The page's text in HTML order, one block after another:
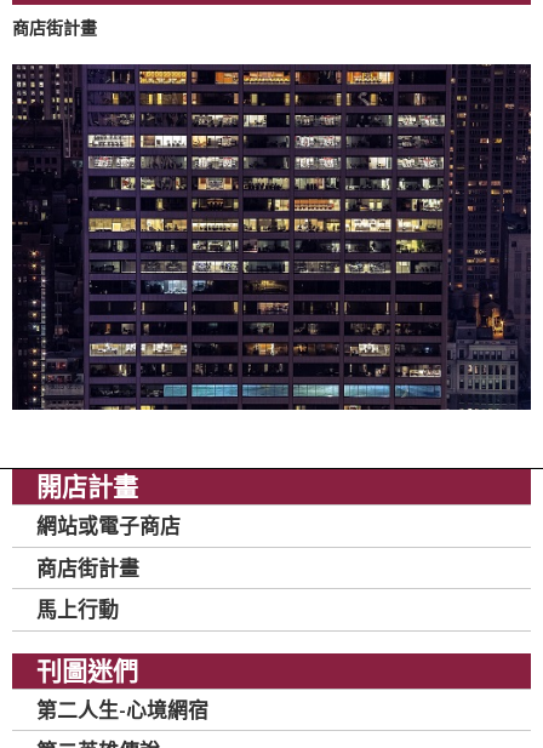
商店街計畫
開店計畫
網站或電子商店
商店街計畫
馬上行動
刊圖迷們
第二人生-心境網宿